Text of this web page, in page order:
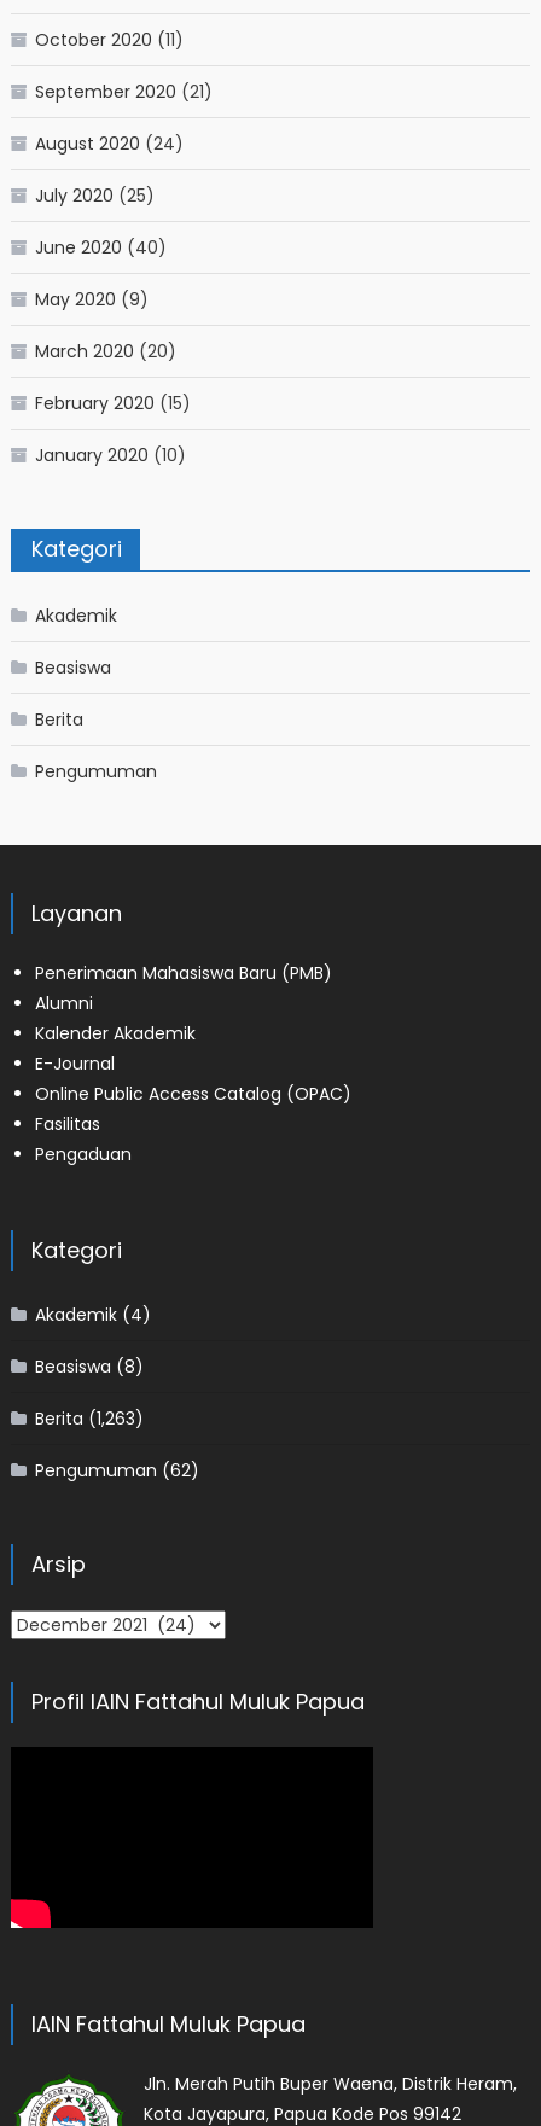
October 2020 (11)
September 2020 (21)
August 2020 (24)
July 2020 (25)
June 2020 (40)
May 2020 (9)
March 2020 (20)
February 2020 (15)
January 2020 (10)
Kategori
Akademik
Beasiswa
Berita
Pengumuman
Layanan
Penerimaan Mahasiswa Baru (PMB)
Alumni
Kalender Akademik
E-Journal
Online Public Access Catalog (OPAC)
Fasilitas
Pengaduan
Kategori
Akademik(4)
Beasiswa (8)
Berita (1,263)
Pengumuman (62)
Arsip
Arsip
Profil IAIN Fattahul Muluk Papua
IAIN Fattahul Muluk Papua
Jln. Merah Putih Buper Waena, Distrik Heram,
Kota Jayapura, Papua Kode Pos 99142